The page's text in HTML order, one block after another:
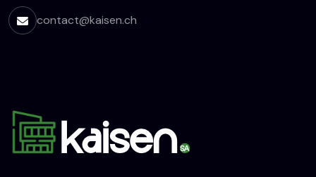
contact@kaisen.ch